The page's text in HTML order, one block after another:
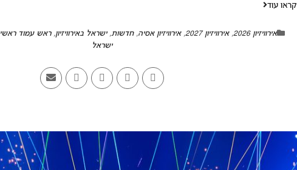
קראו עוד
אירוויזיון 2026 ,אירוויזיון 2027 ,אירוויזיון אסיה,חדשות,ישראל באירוויזיון,ראש עמוד ראשי
ישראל